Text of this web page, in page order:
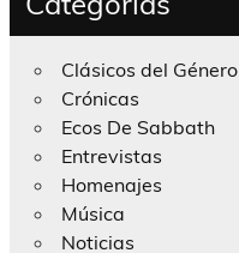
Clásicos del Género
Crónicas
Ecos De Sabbath
Entrevistas
Homenajes
Música
Noticias